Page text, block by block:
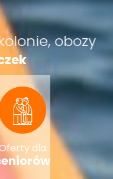
obozy
dla